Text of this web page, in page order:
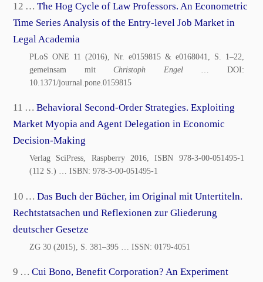
12 …The Hog Cycle of Law Professors. An Econometric
Time Series Analysis of the Entry-level Job Market in
Legal Academia
PLoS ONE 11 (2016), Nr. e0159815 & e0168041, S. 1–22,
gemeinsam mitChristoph Engel… DOI:
10.1371/journal.pone.0159815
11 …Behavioral Second-Order Strategies. Exploiting
Market Myopia and Agent Delegation in Economic
Decision-Making
Verlag SciPress, Raspberry 2016, ISBN 978-3-00-051495-1
(112 S.) … ISBN:978-3-00-051495-1
10 …Das Buch der Bücher, im Original mit Untertiteln.
Rechtstatsachen und Reflexionen zur Gliederung
deutscher Gesetze
ZG 30 (2015), S. 381–395 … ISSN:0179-4051
9 …Cui Bono, Benefit Corporation? An Experiment